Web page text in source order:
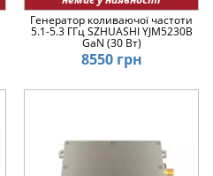
Генератор коливаючої частоти
5.1-5.3 ГГц SZHUASHI YJM5230B
GaN (30 Вт)
8550 грн